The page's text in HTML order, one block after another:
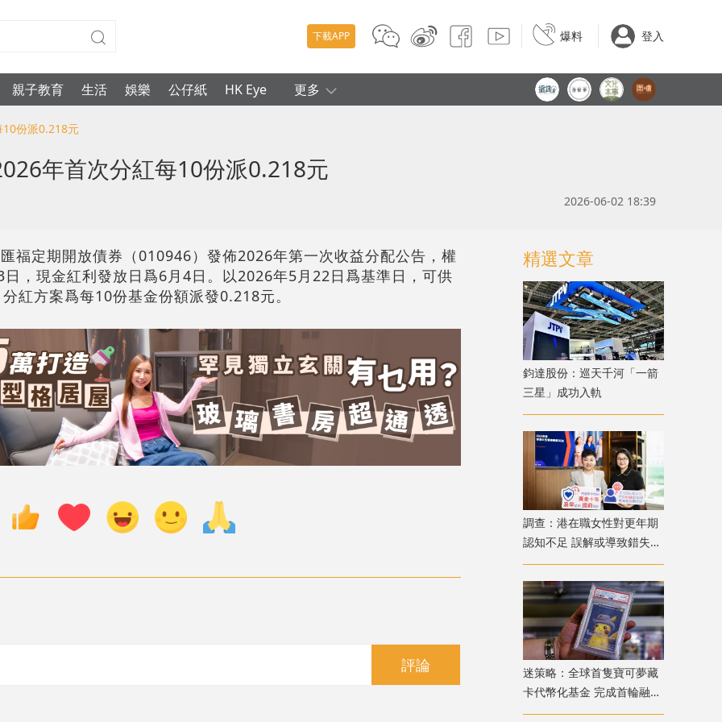
下載APP 爆料 登入
親子教育 生活 娛樂 公仔紙 HK Eye 更多
份派0.218元
年首次分紅每10份派0.218元
2026-06-02 18:39
福定期開放債券（010946）發佈2026年第一次收益分配公告，權
，現金紅利發放日爲6月4日。以2026年5月22日爲基準日，可供
紅方案爲每10份基金份額派發0.218元。
評論
精選文章
鈞達股份：巡天千河「一箭
三星」成功入軌
調查：港在職女性對更年期
認知不足 誤解或導致錯失
「黃金預防期」
迷策略：全球首隻寶可夢藏
卡代幣化基金 完成首輪融資
兼獲超購